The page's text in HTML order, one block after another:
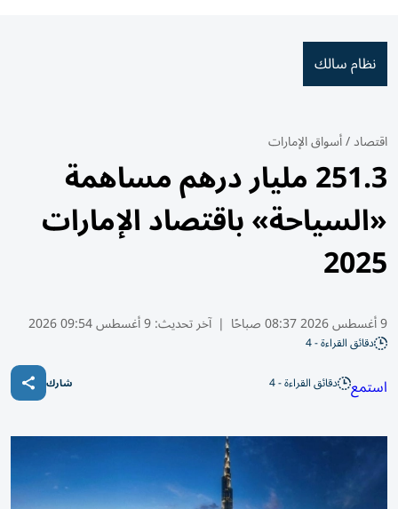
نظام سالك
اقتصاد/أسواق الإمارات
251.3 مليار درهم مساهمة
«السياحة» باقتصاد الإمارات
2025
9 أغسطس 2026 08:37 صباحًا | آخر تحديث:9 أغسطس 09:54 2026
دقائق القراءة - 4
استمع دقائق القراءة - 4 شارك